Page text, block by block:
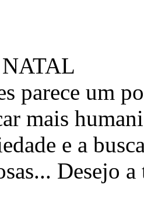
parece um
mais
e a
Desejo